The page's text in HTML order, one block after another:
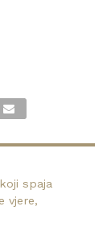
spaja
vjere,